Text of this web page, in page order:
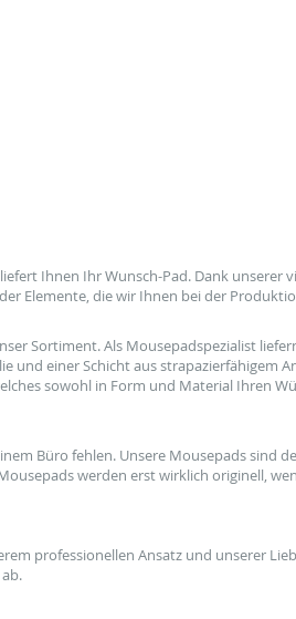
liefert Ihnen Ihr Wunsch-Pad. Dank unserer
Elemente, die wir Ihnen bei der
Sortiment.Als Mousepadspezialist
und einer Schichtaus strapazierfähigem
sowohl in Form und Material Ihren
Büro fehlen. Unsere Mousepadssind
werden erstwirklich originell ,
professionellen Ansatz und unserer